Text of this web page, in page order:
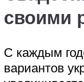
своими
С каждым
вариантов